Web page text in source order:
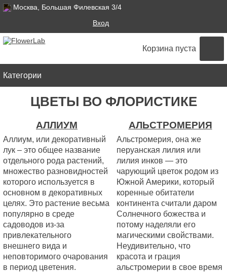
Москва, Большая Филевская 3/4
ФОРМА ПОИСКАВход
Корзина пуста
Категории
ЦВЕТЫ ВО ФЛОРИСТИКЕ
АЛЛИУМ
Аллиум, или декоративный
лук – это общее название
отдельного рода растений,
множество разновидностей
которого используется в
основном в декоративных
целях. Это растение весьма
популярно в среде
садоводов из-за
привлекательного
внешнего вида и
неповторимого очарования
в период цветения.
АЛЬСТРОМЕРИЯ
Альстромерия, она же
перуанская лилия или
лилия инков — это
чарующий цветок родом из
Южной Америки, который
коренные обитатели
континента считали даром
Солнечного божества и
потому наделяли его
магическими свойствами.
Неудивительно, что
красота и грация
альстромерии в свое время